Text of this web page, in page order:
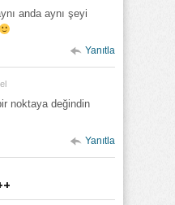
anda aynı şeyi
Yanıtla
noktaya değindin
Yanıtla